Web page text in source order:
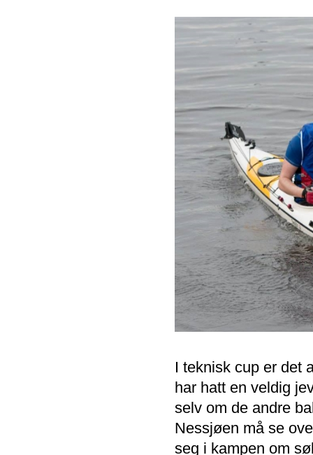
I teknisk cup er det
har hatt en veldig
selv om de andre
Nessjøen må se
seg i kampen om